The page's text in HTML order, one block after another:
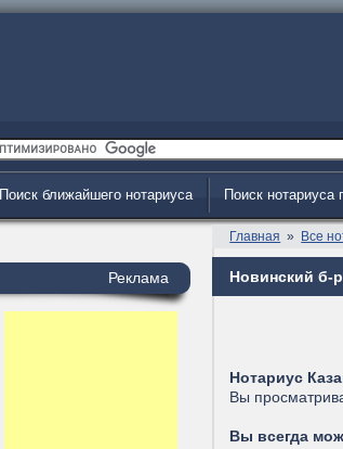
Поиск ближайшего нотариуса Поиск нотариуса
Реклама
Главная Все
Новинский б-
Нотариус
Вы
Вы всегда